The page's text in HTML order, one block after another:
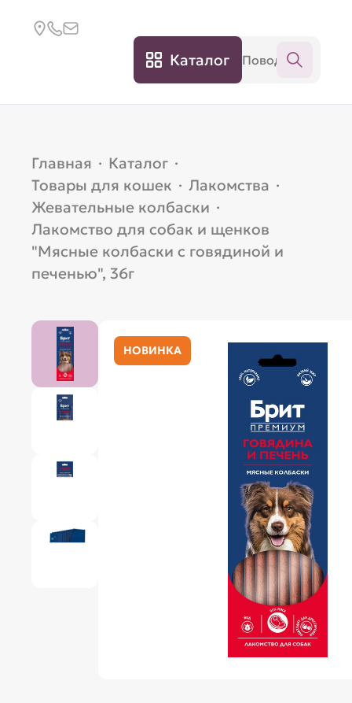
Каталог
Главная · Каталог ·
Товары для кошек · Лакомства ·
Жевательные колбаски ·
Лакомство для собак и щенков
"Мясные колбаски с говядиной и
печенью", 36г
НОВИНКА